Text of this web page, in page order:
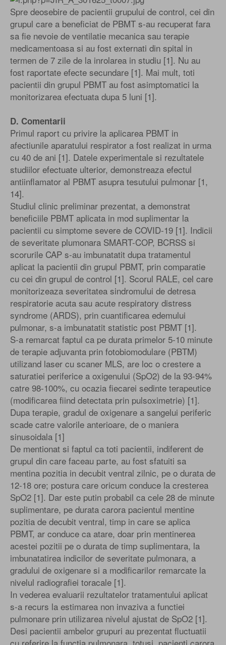
Spre deosebire de pacientii grupului de control, cei din
grupul care a beneficiat de PBMT s-au recuperat fara
sa fie nevoie de ventilatie mecanica sau terapie
medicamentoasa si au fost externati din spital in
termen de 7 zile de la inrolarea in studiu [1]. Nu au
fost raportate efecte secundare [1]. Mai mult, toti
pacientii din grupul PBMT au fost asimptomatici la
monitorizarea efectuata dupa 5 luni [1].
D. Comentarii
Primul raport cu privire la aplicarea PBMT in
afectiunile aparatului respirator a fost realizat in urma
cu 40 de ani [1]. Datele experimentale si rezultatele
studiilor efectuate ulterior, demonstreaza efectul
antiinflamator al PBMT asupra tesutului pulmonar [1,
14].
Studiul clinic preliminar prezentat, a demonstrat
beneficiile PBMT aplicata in mod suplimentar la
pacientii cu simptome severe de COVID-19 [1]. Indicii
de severitate plumonara SMART-COP, BCRSS si
scorurile CAP s-au imbunatatit dupa tratamentul
aplicat la pacientii din grupul PBMT, prin comparatie
cu cei din grupul de control [1]. Scorul RALE, cel care
monitorizeaza severitatea sindromului de detresa
respiratorie acuta sau acute respiratory distress
syndrome (ARDS), prin cuantificarea edemului
pulmonar, s-a imbunatatit statistic post PBMT [1].
S-a remarcat faptul ca pe durata primelor 5-10 minute
de terapie adjuvanta prin fotobiomodulare (PBTM)
utilizand laser cu scaner MLS, are loc o crestere a
saturatiei periferice a oxigenului (SpO2) de la 93-94%
catre 98-100%, cu ocazia fiecarei sedinte terapeutice
(modificarea fiind detectata prin pulsoximetrie) [1].
Dupa terapie, gradul de oxigenare a sangelui periferic
scade catre valorile anterioare, de o maniera
sinusoidala [1]
De mentionat si faptul ca toti pacientii, indiferent de
grupul din care faceau parte, au fost sfatuiti sa
mentina pozitia in decubit ventral zilnic, pe o durata de
12-18 ore; postura care oricum conduce la cresterea
SpO2 [1]. Dar este putin probabil ca cele 28 de minute
suplimentare, pe durata carora pacientul mentine
pozitia de decubit ventral, timp in care se aplica
PBMT, ar conduce ca atare, doar prin mentinerea
acestei pozitii pe o durata de timp suplimentara, la
imbunatatirea indicilor de severitate pulmonara, a
gradului de oxigenare si a modificarilor remarcate la
nivelul radiografiei toracale [1].
In vederea evaluarii rezultatelor tratamentului aplicat
s-a recurs la estimarea non invaziva a functiei
pulmonare prin utilizarea nivelul ajustat de SpO2 [1].
Desi pacientii ambelor grupuri au prezentat fluctuatii